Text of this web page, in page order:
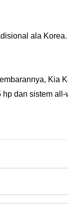
ala
Kia
dan sistem all-